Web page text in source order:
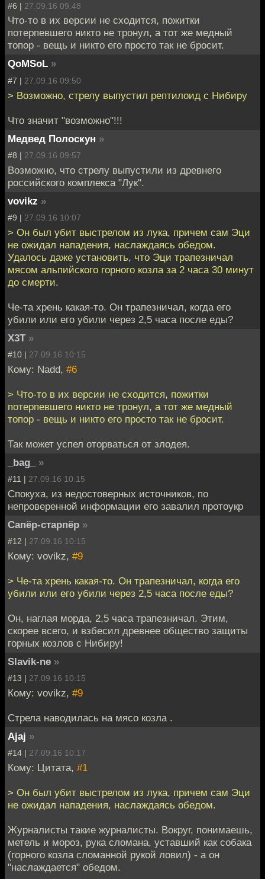
#6 | 27.09.16 09:48
Что-то в их версии не сходится, пожитки
потерпевшего никто не тронул, а тот же медный
топор - вещь и никто его просто так не бросит.
QoMSoL »
#7 | 27.09.16 09:50
> Возможно, стрелу выпустил рептилоид с Нибиру
Что значит "возможно"!!!
Медвед Полоскун »
#8 | 27.09.16 09:57
Возможно, что стрелу выпустили из древнего
российского комплекса "Лук".
vovikz »
#9 | 27.09.16 10:07
> Он был убит выстрелом из лука, причем сам Эци
не ожидал нападения, наслаждаясь обедом.
Удалось даже установить, что Эци трапезничал
мясом альпийского горного козла за 2 часа 30 минут
до смерти.
Че-та хрень какая-то. Он трапезничал, когда его
убили или его убили через 2,5 часа после еды?
X3T »
#10 | 27.09.16 10:15
Кому: Nadd, #6
> Что-то в их версии не сходится, пожитки
потерпевшего никто не тронул, а тот же медный
топор - вещь и никто его просто так не бросит.
Так может успел оторваться от злодея.
_bag_
»
#11 | 27.09.16 10:15
Спокуха, из недостоверных источников, по
непроверенной информации его завалил протоукр
Сапёр-старпёр »
#12 | 27.09.16 10:15
Кому: vovikz, #9
> Че-та хрень какая-то. Он трапезничал, когда его
убили или его убили через 2,5 часа после еды?
Он, наглая морда, 2,5 часа трапезничал. Этим,
скорее всего, и взбесил древнее общество защиты
горных козлов с Нибиру!
Slavik-ne »
#13 | 27.09.16 10:15
Кому: vovikz, #9
Стрела наводилась на мясо козла .
Ajaj »
#14 | 27.09.16 10:17
Кому: Цитата, #1
> Он был убит выстрелом из лука, причем сам Эци
не ожидал нападения, наслаждаясь обедом.
Журналисты такие журналисты. Вокруг, понимаешь,
метель и мороз, рука сломана, уставший как собака
(горного козла сломанной рукой ловил) - а он
"наслаждается" обедом.